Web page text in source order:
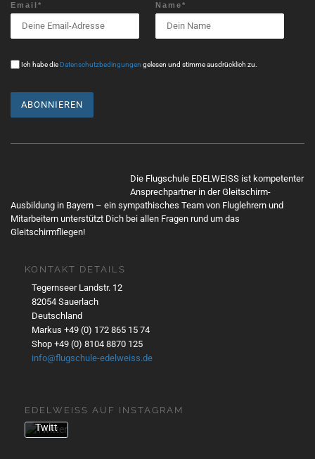
a
i
a
o
Email* Name*
Ich habe dieDatenschutzbedingungen gelesen und stimme ausdrücklich zu.
Die Flugschule EDELWEISS ist kompetenter
Ansprechpartner in der Gleitschirm-
Ausbildung in Bayern – ein sympathisches Team von Fluglehrern und
Mitarbeitern unterstützt Dich bei allen Fragen rund um das
Gleitschirmfliegen!
KONTAKT DETAILS
Tegernseer Landstr. 12
82054 Sauerlach
Deutschland
Markus +49 (0) 172 865 15 74
Shop +49 (0) 8104 8870 125
info@flugschule-edelweiss.de
EDELWEISS AUF INSTAGRAM
n
des
Twe
akze
en
Sie
die
Date
nsch
von
Twitt
er.